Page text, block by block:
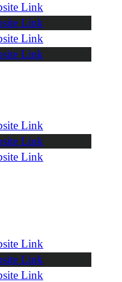
Link
Link
Link
Link
Link
Link
Link
Link
Link
Link